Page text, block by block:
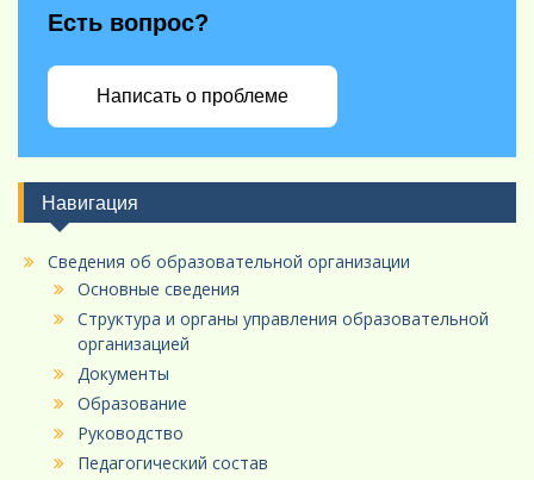
Есть вопрос?
Написать о проблеме
Навигация
Сведения об образовательной организации
Основные сведения
Структура и органы управления образовательной
организацией
Документы
Образование
Руководство
Педагогический состав